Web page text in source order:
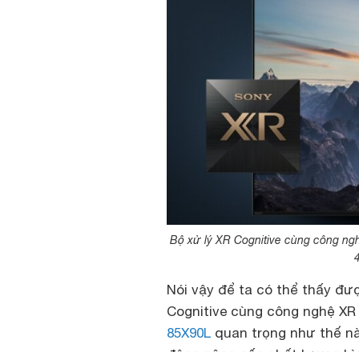
Bộ xử lý XR Cognitive cùng công
Nói vậy để ta có thể thấy
Cognitive cùng công nghệ
85X90L quan trọng như thế